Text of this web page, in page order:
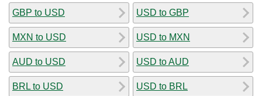
GBP to USD
MXN to USD
AUD to USD
BRL to USD
USD to GBP
USD to MXN
USD to AUD
USD to BRL